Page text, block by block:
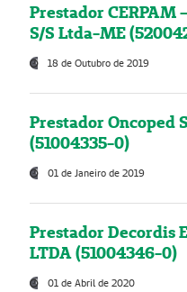
Prestador CERPAM
S/S Ltda-ME
18 de Outubro de 2019
Prestador Oncoped
(51004335-0)
01 de Janeiro de 2019
Prestador Decordis
LTDA (51004346-0)
01 de Abril de 2020